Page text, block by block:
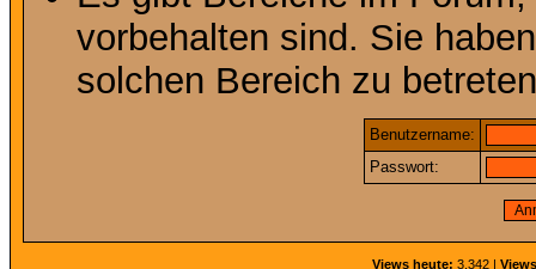
vorbehalten sind. Sie
solchen Bereich zu
Benutzername:
Passwort:
Views heute: 3.342 |